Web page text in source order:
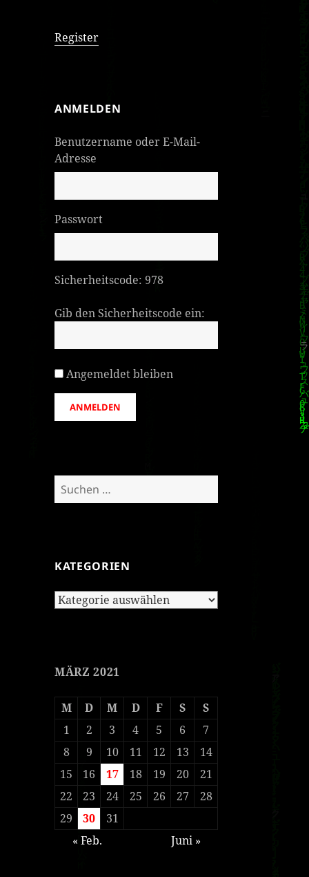
Register
ANMELDEN
Benutzername oder E-Mail-
Adresse
Passwort
Sicherheitscode: 978
Gib den Sicherheitscode ein:
Angemeldet bleiben
ANMELDEN
Suchen
nach:
KATEGORIEN
Kategorien
MÄRZ 2021
M D M D F S
S
1
2 3 4 5 6
7
8
9 10 11 12 13
14
15
16 17 18 19 20
21
22
23 24 25 26 27
28
29
30
31
« Feb.
Juni »